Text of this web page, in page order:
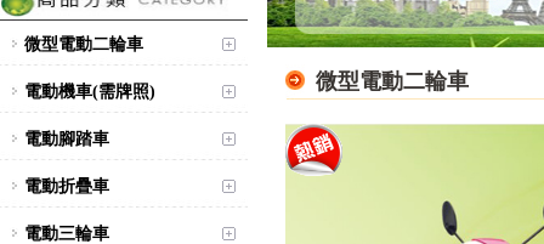
微型電動二輪車
電動機車(需牌照)
電動腳踏車
電動折疊車
電動三輪車
微型電動二輪車